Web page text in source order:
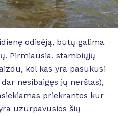
odisėją, būtų galima
Pirmiausia, stambiųjų
kol kas yra pasukusi
nesibaigęs jų nerštas),
priekrantes kur
uzurpavusios šių